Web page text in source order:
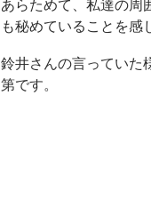
あらためて、私達の周
も秘めていることを感
鈴井さんの言っていた
第です。